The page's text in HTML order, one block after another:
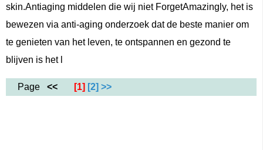
skin.Antiaging middelen die wij niet ForgetAmazingly, het is
bewezen via anti-aging onderzoek dat de beste manier om
te genieten van het leven, te ontspannen en gezond te
blijven is het l
Page << [1] [2] >>